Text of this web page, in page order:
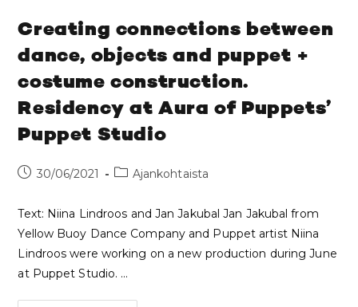
Creating connections between
dance, objects and puppet +
costume construction.
Residency at Aura of Puppets’
Puppet Studio
30/06/2021 Ajankohtaista
Text: Niina Lindroos and Jan Jakubal Jan Jakubal from
Yellow Buoy Dance Company and Puppet artist Niina
Lindroos were working on a new production during June
at Puppet Studio. …